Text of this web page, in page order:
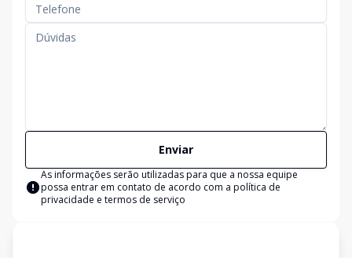
Enviar
As informações serão utilizadas para que a nossa equipe
possa entrar em contato de acordo com a política de
privacidade e termos de serviço